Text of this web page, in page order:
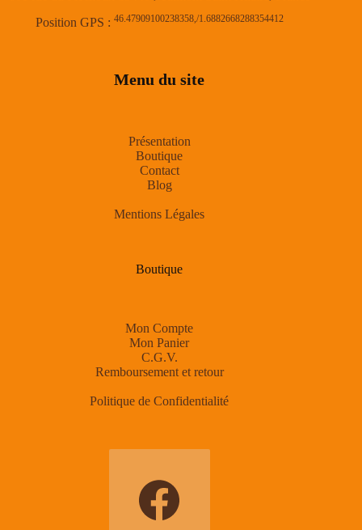
Position GPS : 46.47909100238358,/1.6882668288354412
Menu du site
Présentation
Boutique
Contact
Blog
Mentions Légales
Boutique
Mon Compte
Mon Panier
C.G.V.
Remboursement et retour
Politique de Confidentialité